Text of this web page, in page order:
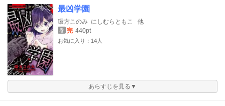
最凶学園
環方このみ にしむらともこ 他
巻 完 440pt
お気に入り：14人
あらすじを見る▼